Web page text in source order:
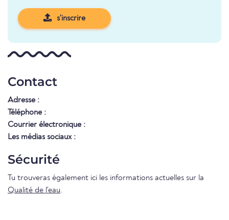
s'inscrire
Contact
Adresse :
Téléphone :
Courrier électronique :
Les médias sociaux :
Sécurité
Tu trouveras également ici les informations actuelles sur la
Qualité de l'eau.